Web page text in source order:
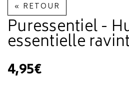
« RETOUR
Puressentiel -
essentielle
4,95€